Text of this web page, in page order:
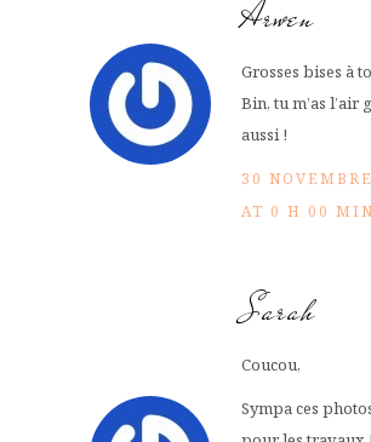
Arwen
Grosses bises à
Bin, tu m’as l’air
aussi !
30
AT 0 H 00 MIN
Sarah
Coucou,
Sympa ces